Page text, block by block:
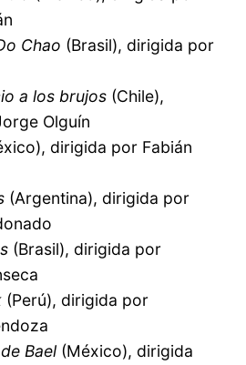
Chao (Brasil), dirigida por
a los brujos (Chile),
Olguín
dirigida por Fabián
(Argentina), dirigida por
(Brasil), dirigida por
(Perú), dirigida por
Bael (México), dirigida